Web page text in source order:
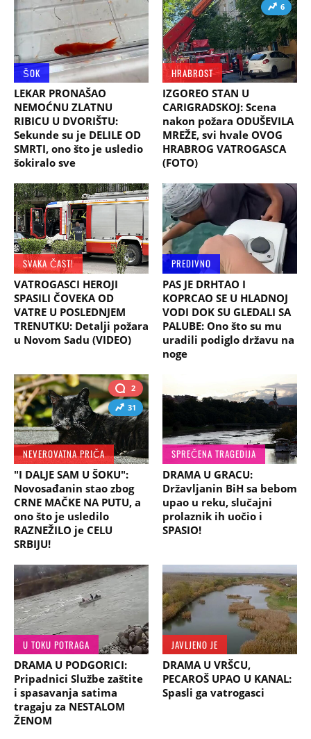
ŠOK
LEKAR PRONAŠAO
NEMOĆNU ZLATNU
RIBICU U DVORIŠTU:
Sekunde su je DELILE OD
SMRTI, ono što je usledio
šokiralo sve
6
HRABROST
IZGOREO STAN U
CARIGRADSKOJ: Scena
nakon požara ODUŠEVILA
MREŽE, svi hvale OVOG
HRABROG VATROGASCA
(FOTO)
SVAKA ČAST!
VATROGASCI HEROJI
SPASILI ČOVEKA OD
VATRE U POSLEDNJEM
TRENUTKU: Detalji požara
u Novom Sadu (VIDEO)
PREDIVNO
PAS JE DRHTAO I
KOPRCAO SE U HLADNOJ
VODI DOK SU GLEDALI SA
PALUBE: Ono što su mu
uradili podiglo državu na
noge
2
31
NEVEROVATNA PRIČA
"I DALJE SAM U ŠOKU":
Novosađanin stao zbog
CRNE MAČKE NA PUTU, a
ono što je usledilo
RAZNEŽILO je CELU
SRBIJU!
SPREČENA TRAGEDIJA
DRAMA U GRACU:
Državljanin BiH sa bebom
upao u reku, slučajni
prolaznik ih uočio i
SPASIO!
U TOKU POTRAGA
DRAMA U PODGORICI:
Pripadnici Službe zaštite
i spasavanja satima
tragaju za NESTALOM
ŽENOM
JAVLJENO JE
DRAMA U VRŠCU,
PECAROŠ UPAO U KANAL:
Spasli ga vatrogasci